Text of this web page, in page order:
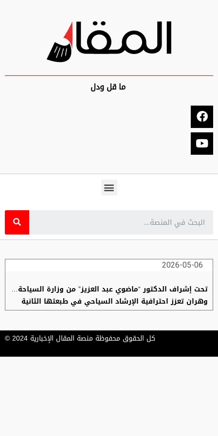
ما قل ودل
2026-05-06
تحت إشراف الدكتور “ماضوي عبد العزيز” من وزارة السياحة…
وهران تعزز احترافية الإرشاد السياحي في طبعتها الثانية
كل الحقوق محفوظة منصة المقال الإخبارية 2024 ©